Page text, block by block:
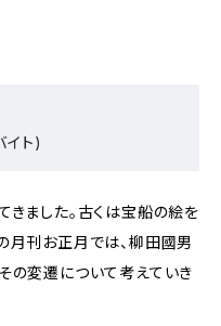
ト)
ました。古くは宝船の絵を
月刊お正月では、柳田國男
の変遷について考えていき